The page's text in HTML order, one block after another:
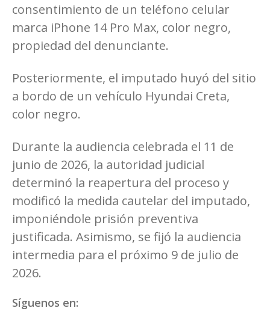
consentimiento de un teléfono celular
marca iPhone 14 Pro Max, color negro,
propiedad del denunciante.
Posteriormente, el imputado huyó del sitio
a bordo de un vehículo Hyundai Creta,
color negro.
Durante la audiencia celebrada el 11 de
junio de 2026, la autoridad judicial
determinó la reapertura del proceso y
modificó la medida cautelar del imputado,
imponiéndole prisión preventiva
justificada. Asimismo, se fijó la audiencia
intermedia para el próximo 9 de julio de
2026.
Síguenos en: